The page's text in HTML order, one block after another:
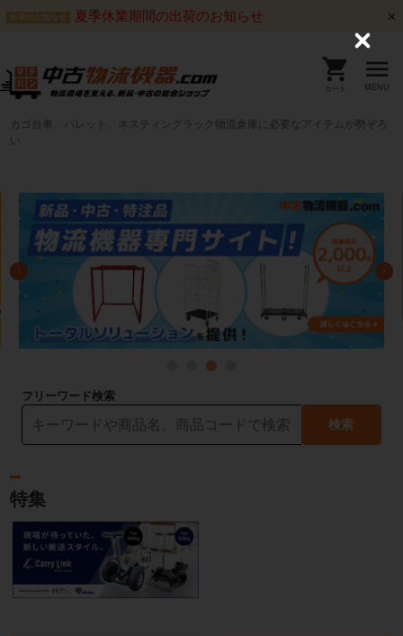
出荷のお知らせ 夏季休業期間の出荷のお知らせ
カート MENU
カゴ台車、パレット、ネスティングラック物流倉庫に必要なアイテムが勢ぞろ
い
フリーワード検索
検索
特集
C
o
s